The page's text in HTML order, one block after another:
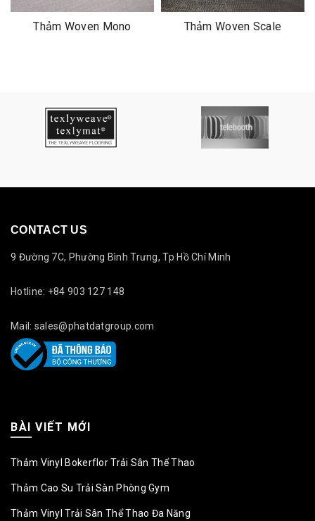
Thảm Woven Mono Thảm Woven Scale
CONTACT US
9 Đường 7C, Phường Bình Trưng, Tp Hồ Chí Minh
Hotline: +84 903 127 148
Mail: sales@phatdatgroup.com
BÀI VIẾT MỚI
Thảm Vinyl Bokerflor Trải Sân Thể Thao
Thảm Cao Su Trải Sàn Phòng Gym
Thảm Vinyl Trải Sân Thể Thao Đa Năng